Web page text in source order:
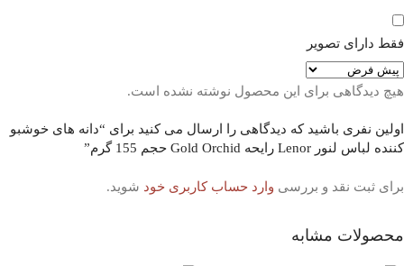
فقط دارای تصویر
هیچ دیدگاهی برای این محصول نوشته نشده است.
اولین نفری باشید که دیدگاهی را ارسال می کنید برای “دانه های خوشبو
کننده لباس لنور Lenor رایحه Gold Orchid حجم 155 گرم”
برای ثبت نقد و بررسی وارد حساب کاربری خود شوید.
محصولات مشابه